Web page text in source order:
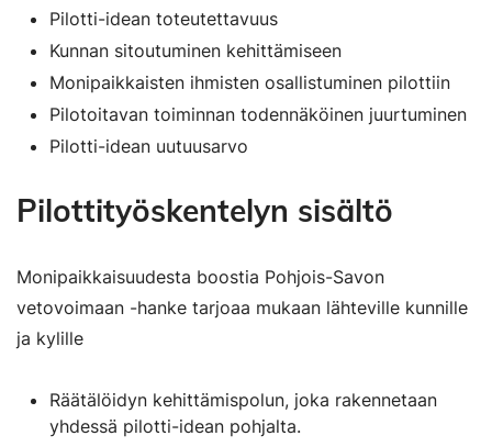
Pilotti-idean toteutettavuus
Kunnan sitoutuminen kehittämiseen
Monipaikkaisten ihmisten osallistuminen pilottiin
Pilotoitavan toiminnan todennäköinen juurtuminen
Pilotti-idean uutuusarvo
Pilottityöskentelyn sisältö
Monipaikkaisuudesta boostia Pohjois-Savon
vetovoimaan -hanke tarjoaa mukaan lähteville kunnille
ja kylille
Räätälöidyn kehittämispolun, joka rakennetaan
yhdessä pilotti-idean pohjalta.